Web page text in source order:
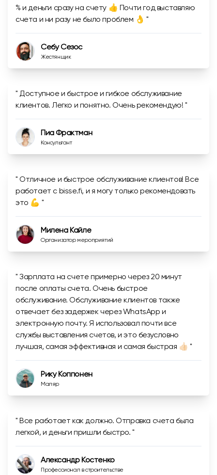
% и деньги сразу на счету 👍 Почти год выставляю
счета и ни разу не было проблем 👌 "
Себу Сезос
Жестянщик
" Доступное и быстрое и гибкое обслуживание
клиентов. Легко и понятно. Очень рекомендую! "
Пиа Фрактман
Консультант
" Отличное и быстрое обслуживание клиентов! Все
работает с bisse.fi, и я могу только рекомендовать
это 💪 "
Милена Кайле
Организатор мероприятий
" Зарплата на счете примерно через 20 минут
после оплаты счета. Очень быстрое
обслуживание. Обслуживание клиентов также
отвечает без задержек через WhatsApp и
электронную почту. Я использовал почти все
службы выставления счетов, и это безусловно
лучшая, самая эффективная и самая быстрая 👍🏻 "
Рику Коппонен
Маляр
" Все работает как должно. Отправка счета была
легкой, и деньги пришли быстро. "
Александр Костенко
Профессионал в строительстве